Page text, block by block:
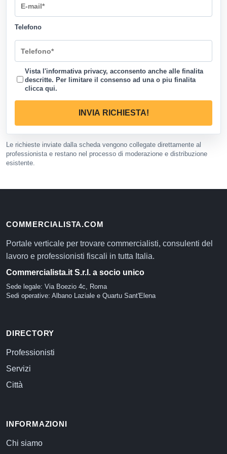
Telefono
Vista l'informativa privacy, acconsento anche alle finalita
descritte. Per limitare il consenso ad una o piu finalita
clicca qui.
INVIA RICHIESTA!
Le richieste inviate dalla scheda vengono collegate direttamente al
professionista e restano nel processo di moderazione e distribuzione
esistente.
COMMERCIALISTA.COM
Portale verticale per trovare commercialisti, consulenti del
lavoro e professionisti fiscali in tutta Italia.
Commercialista.it S.r.l. a socio unico
Sede legale: Via Boezio 4c, Roma
Sedi operative: Albano Laziale e Quartu Sant'Elena
DIRECTORY
Professionisti
Servizi
Città
INFORMAZIONI
Chi siamo